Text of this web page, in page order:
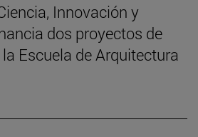
Innovación y
dos proyectos de
Escuela de Arquitectura